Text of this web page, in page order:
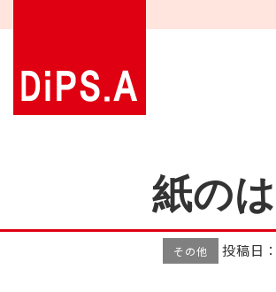
紙のは
その他 投稿日